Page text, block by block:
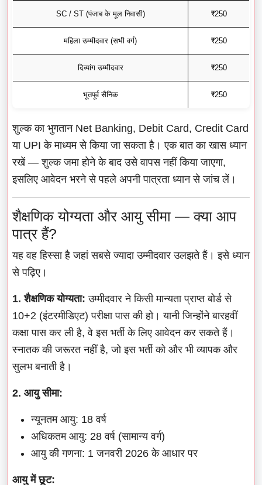
SC / ST (पंजाब के मूल निवासी) ₹250
महिला उम्मीदवार (सभी वर्ग) ₹250
दिव्यांग उम्मीदवार ₹250
भूतपूर्व सैनिक ₹250
शुल्क का भुगतान Net Banking, Debit Card, Credit Card
या UPI के माध्यम से किया जा सकता है। एक बात का खास ध्यान
रखें — शुल्क जमा होने के बाद उसे वापस नहीं किया जाएगा,
इसलिए आवेदन भरने से पहले अपनी पात्रता ध्यान से जांच लें।
शैक्षणिक योग्यता और आयु सीमा — क्या आप
पात्र हैं?
यह वह हिस्सा है जहां सबसे ज्यादा उम्मीदवार उलझते हैं। इसे ध्यान
से पढ़िए।
1. शैक्षणिक योग्यता: उम्मीदवार ने किसी मान्यता प्राप्त बोर्ड से
10+2 (इंटरमीडिएट) परीक्षा पास की हो। यानी जिन्होंने बारहवीं
कक्षा पास कर ली है, वे इस भर्ती के लिए आवेदन कर सकते हैं।
स्नातक की जरूरत नहीं है, जो इस भर्ती को और भी व्यापक और
सुलभ बनाती है।
2. आयु सीमा:
न्यूनतम आयु: 18 वर्ष
अधिकतम आयु: 28 वर्ष (सामान्य वर्ग)
आयु की गणना: 1 जनवरी 2026 के आधार पर
आयु में छूट: